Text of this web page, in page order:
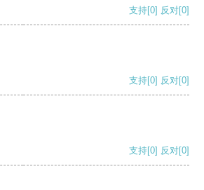
支持[0] 反对[0]
支持[0] 反对[0]
支持[0] 反对[0]